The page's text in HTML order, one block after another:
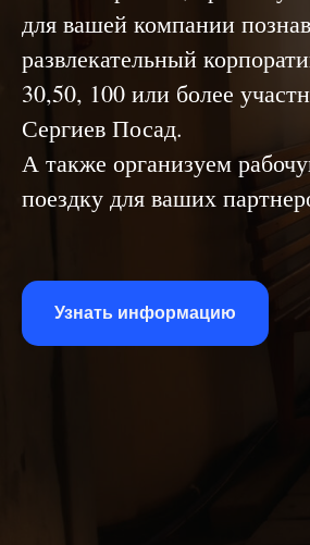
для вашей компании
развлекательный
30,50, 100 или более
Сергиев Посад.
А также организуем
поездку для ваших
Узнать информацию